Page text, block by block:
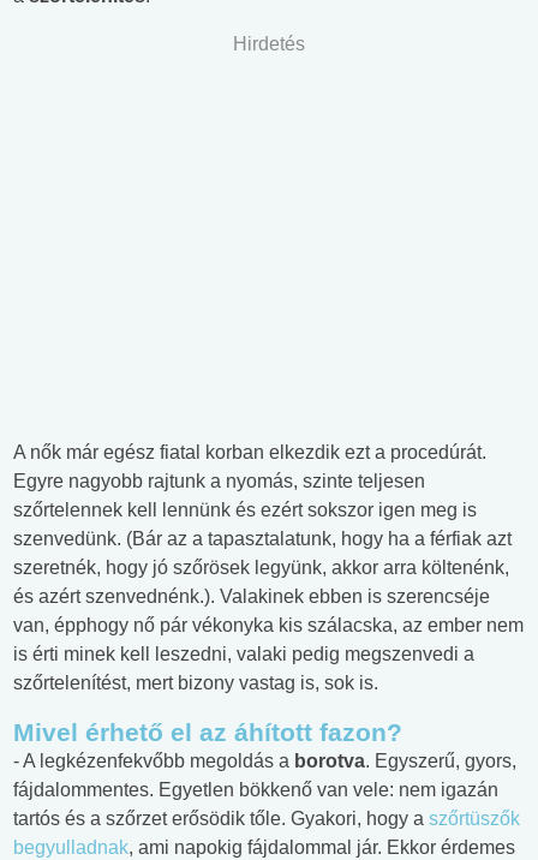
Hirdetés
A nők már egész fiatal korban elkezdik ezt a procedúrát.
Egyre nagyobb rajtunk a nyomás, szinte teljesen
szőrtelennek kell lennünk és ezért sokszor igen meg is
szenvedünk. (Bár az a tapasztalatunk, hogy ha a férfiak azt
szeretnék, hogy jó szőrösek legyünk, akkor arra költenénk,
és azért szenvednénk.). Valakinek ebben is szerencséje
van, épphogy nő pár vékonyka kis szálacska, az ember nem
is érti minek kell leszedni, valaki pedig megszenvedi a
szőrtelenítést, mert bizony vastag is, sok is.
Mivel érhető el az áhított fazon?
- A legkézenfekvőbb megoldás a borotva. Egyszerű, gyors,
fájdalommentes. Egyetlen bökkenő van vele: nem igazán
tartós és a szőrzet erősödik tőle. Gyakori, hogy a szőrtüszők
begyulladnak, ami napokig fájdalommal jár. Ekkor érdemes